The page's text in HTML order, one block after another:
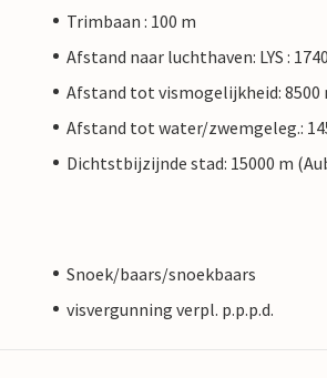
Trimbaan : 100 m
Afstand naar luchthaven: LYS :
Afstand tot vismogelijkheid: 8500
Afstand tot water/zwemgeleg.:
Dichtstbijzijnde stad: 15000 m
Snoek/baars/snoekbaars
visvergunning verpl. p.p.p.d.